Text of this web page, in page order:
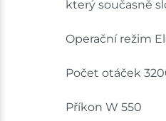
který současně
Operační režim
Počet otáček
Příkon W 550